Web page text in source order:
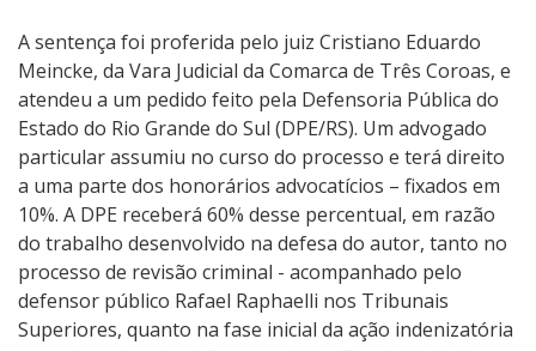
A sentença foi proferida pelo juiz Cristiano Eduardo
Meincke, da Vara Judicial da Comarca de Três Coroas, e
atendeu a um pedido feito pela Defensoria Pública do
Estado do Rio Grande do Sul (DPE/RS). Um advogado
particular assumiu no curso do processo e terá direito
a uma parte dos honorários advocatícios – fixados em
10%. A DPE receberá 60% desse percentual, em razão
do trabalho desenvolvido na defesa do autor, tanto no
processo de revisão criminal - acompanhado pelo
defensor público Rafael Raphaelli nos Tribunais
Superiores, quanto na fase inicial da ação indenizatória